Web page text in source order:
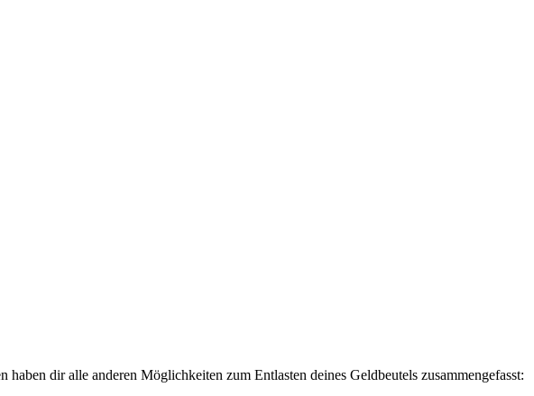
dir alle anderen Möglichkeiten zum Entlasten deines Geldbeutels zusammengefasst: